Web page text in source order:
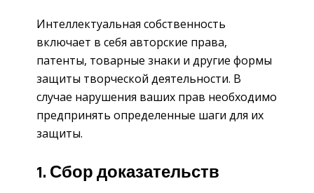
Интеллектуальная собственность
включает в себя авторские права,
патенты, товарные знаки и другие формы
защиты творческой деятельности. В
случае нарушения ваших прав необходимо
предпринять определенные шаги для их
защиты.
1. Сбор доказательств